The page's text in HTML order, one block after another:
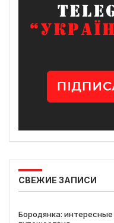
СВЕЖИЕ ЗАПИСИ
Бородянка: